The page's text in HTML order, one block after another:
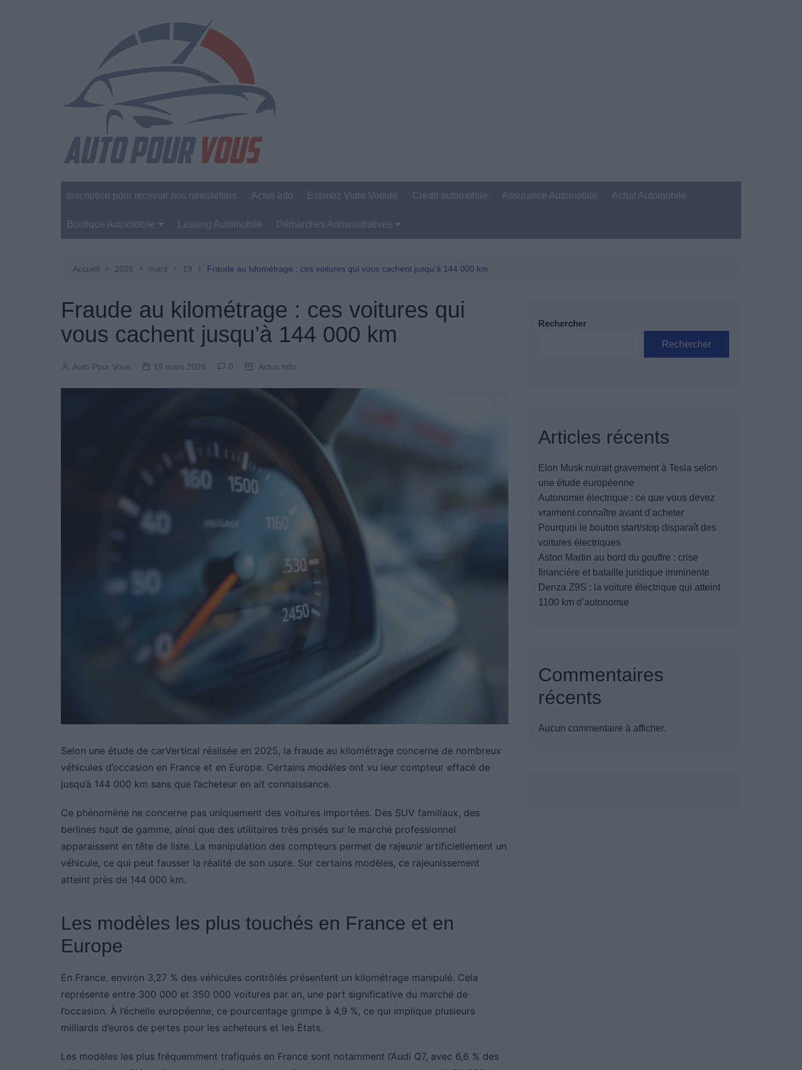
Inscription pour recevoir nos newsletters Actus Info Estimez Votre Voiture Credit automobile Assurance Automobile Achat Automobile
Boutique Automobile
Entretien Automobile
Produits Boutique
Leasing Automobile Démarches Administratives
Permis De Conduire
Accueil 2026 mars 19 Fraude au kilométrage : ces voitures qui vous cachent jusqu’à 144 000 km
Fraude au kilométrage : ces voitures qui
vous cachent jusqu’à 144 000 km
Auto Pour Vous 19 mars 2026 0 Actus Info
Selon une étude de carVertical réalisée en 2025, la fraude au kilométrage concerne de nombreux
véhicules d’occasion en France et en Europe. Certains modèles ont vu leur compteur effacé de
jusqu’à 144 000 km sans que l’acheteur en ait connaissance.
Ce phénomène ne concerne pas uniquement des voitures importées. Des SUV familiaux, des
berlines haut de gamme, ainsi que des utilitaires très prisés sur le marché professionnel
apparaissent en tête de liste. La manipulation des compteurs permet de rajeunir artificiellement un
véhicule, ce qui peut fausser la réalité de son usure. Sur certains modèles, ce rajeunissement
atteint près de 144 000 km.
Les modèles les plus touchés en France et en
Europe
En France, environ 3,27 % des véhicules contrôlés présentent un kilométrage manipulé. Cela
représente entre 300 000 et 350 000 voitures par an, une part significative du marché de
l’occasion. À l’échelle européenne, ce pourcentage grimpe à 4,9 %, ce qui implique plusieurs
milliards d’euros de pertes pour les acheteurs et les États.
Les modèles les plus fréquemment trafiqués en France sont notamment l’Audi Q7, avec 6,6 % des
Rechercher
Rechercher
Articles récents
Elon Musk nuirait gravement à Tesla selon
une étude européenne
Autonomie électrique : ce que vous devez
vraiment connaître avant d’acheter
Pourquoi le bouton start/stop disparaît des
voitures électriques
Aston Martin au bord du gouffre : crise
financière et bataille juridique imminente
Denza Z9S : la voiture électrique qui atteint
1100 km d’autonomie
Commentaires
récents
Aucun commentaire à afficher.